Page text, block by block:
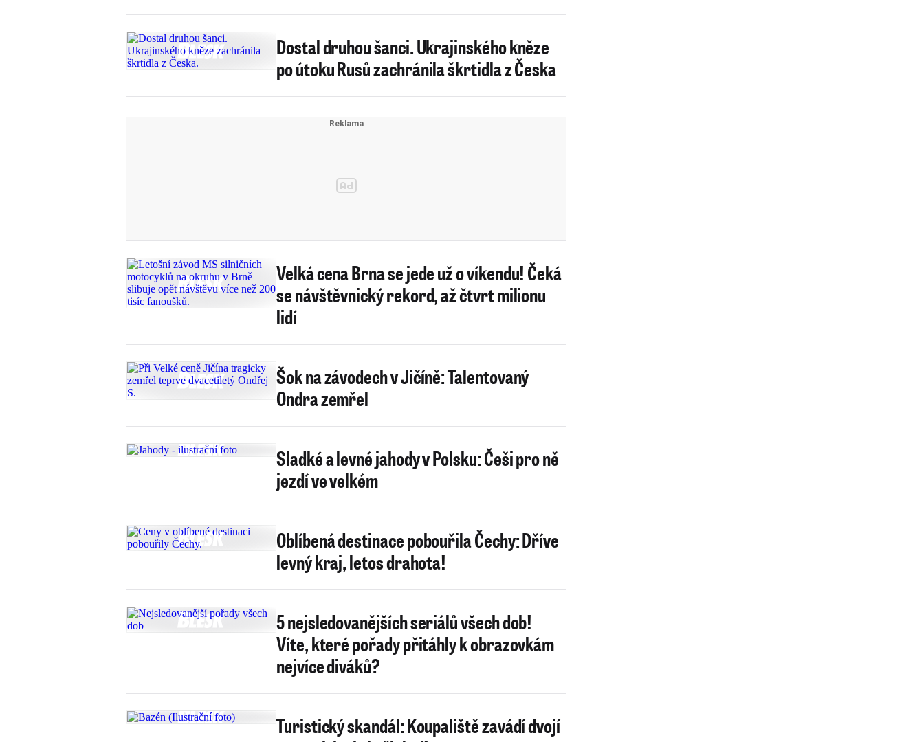
Dostal druhou šanci. Ukrajinského kněze
po útoku Rusů zachránila škrtidla z Česka
Velká cena Brna se jede už o víkendu! Čeká
se návštěvnický rekord, až čtvrt milionu
lidí
Šok na závodech v Jičíně: Talentovaný
Ondra zemřel
Sladké a levné jahody v Polsku: Češi pro ně
jezdí ve velkém
Oblíbená destinace pobouřila Čechy: Dříve
levný kraj, letos drahota!
5 nejsledovanějších seriálů všech dob!
Víte, které pořady přitáhly k obrazovkám
nejvíce diváků?
Turistický skandál: Koupaliště zavádí dvojí